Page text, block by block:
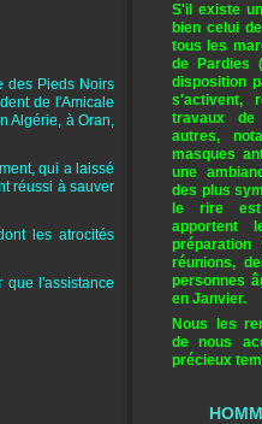
des Pieds Noirs
de l'Amicale
Algérie, à Oran,
qui a laissé
réussi à sauver
les atrocités
l'assistance
S'il existe
bien celui
tous les
de Pardies
disposition
s'activent,
travaux
autres,
masques
une
des plus
le rire est
apportent
réunions,
personnes
en Janvier.
Nous les
de nous
précieux